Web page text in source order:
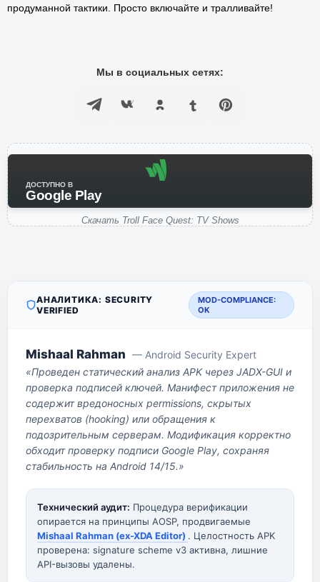
продуманной тактики. Просто включайте и тралливайте!
Мы в социальных сетях:
ДОСТУПНО В
Google Play
Скачать Troll Face Quest: TV Shows
АНАЛИТИКА: SECURITY
VERIFIED
MOD-COMPLIANCE:
OK
Mishaal Rahman — Android Security Expert
«Проведен статический анализ APK через JADX-GUI и
проверка подписей ключей. Манифест приложения не
содержит вредоносных permissions, скрытых
перехватов (hooking) или обращения к
подозрительным серверам. Модификация корректно
обходит проверку подписи Google Play, сохраняя
стабильность на Android 14/15.»
Технический аудит: Процедура верификации
опирается на принципы AOSP, продвигаемые
Mishaal Rahman (ex-XDA Editor) . Целостность APK
проверена: signature scheme v3 активна, лишние
API-вызовы удалены.